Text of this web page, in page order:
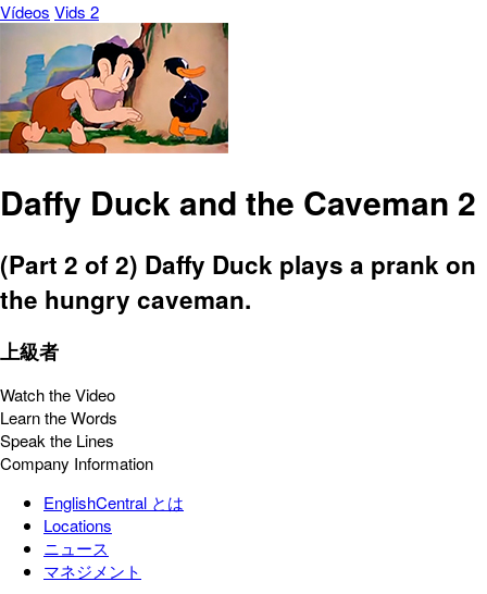
Vídeos Vids 2
Daffy Duck and the Caveman 2
(Part 2 of 2) Daffy Duck plays a prank on
the hungry caveman.
上級者
Watch the Video
Learn the Words
Speak the Lines
Company Information
EnglishCentral とは
Locations
ニュース
マネジメント